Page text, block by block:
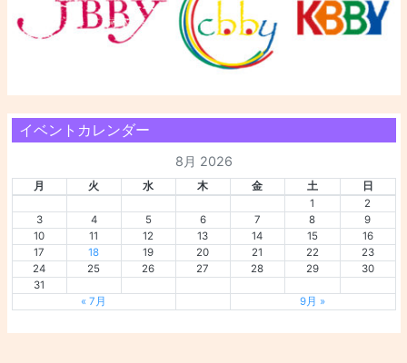
イベントカレンダー
8月 2026
月 火 水 木 金 土
日
1
2
3
4 5 6 7 8
9
10
11 12 13 14 15
16
17
18 19 20 21 22
23
24
25 26 27 28 29
30
31
« 7月
9月 »